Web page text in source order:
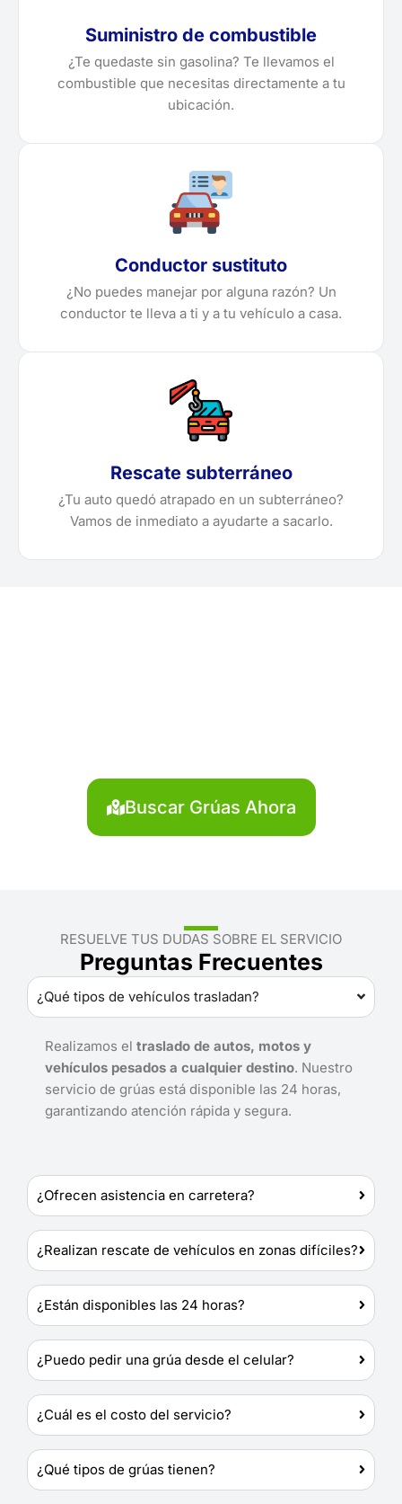
Suministro de combustible
¿Te quedaste sin gasolina? Te llevamos el
combustible que necesitas directamente a tu
ubicación.
Conductor sustituto
¿No puedes manejar por alguna razón? Un
conductor te lleva a ti y a tu vehículo a casa.
Rescate subterráneo
¿Tu auto quedó atrapado en un subterráneo?
Vamos de inmediato a ayudarte a sacarlo.
Buscar Grúas Ahora
RESUELVE TUS DUDAS SOBRE EL SERVICIO
Preguntas Frecuentes
¿Qué tipos de vehículos trasladan?
Realizamos el traslado de autos, motos y
vehículos pesados a cualquier destino. Nuestro
servicio de grúas está disponible las 24 horas,
garantizando atención rápida y segura.
¿Ofrecen asistencia en carretera?
¿Realizan rescate de vehículos en zonas difíciles?
¿Están disponibles las 24 horas?
¿Puedo pedir una grúa desde el celular?
¿Cuál es el costo del servicio?
¿Qué tipos de grúas tienen?